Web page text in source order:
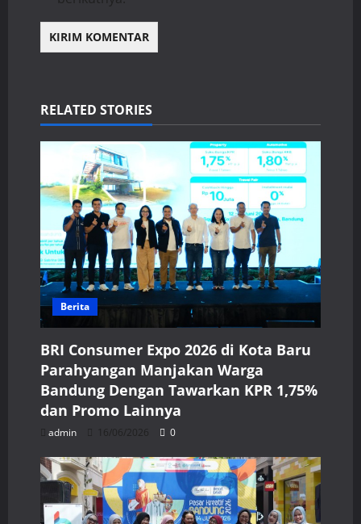
RELATED STORIES
Berita
BRI Consumer Expo 2026 di Kota Baru
Parahyangan Manjakan Warga
Bandung Dengan Tawarkan KPR 1,75%
dan Promo Lainnya
admin 16/06/2026 0